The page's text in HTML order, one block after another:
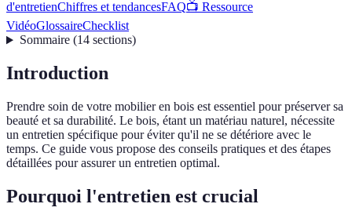
d'entretienChiffres et tendancesFAQ📺 Ressource
VidéoGlossaireChecklist
Sommaire(14 sections)
Introduction
Prendre soin de votre mobilier en bois est essentiel pour préserver sa
beauté et sa durabilité. Le bois, étant un matériau naturel, nécessite
un entretien spécifique pour éviter qu'il ne se détériore avec le
temps. Ce guide vous propose des conseils pratiques et des étapes
détaillées pour assurer un entretien optimal.
Pourquoi l'entretien est crucial